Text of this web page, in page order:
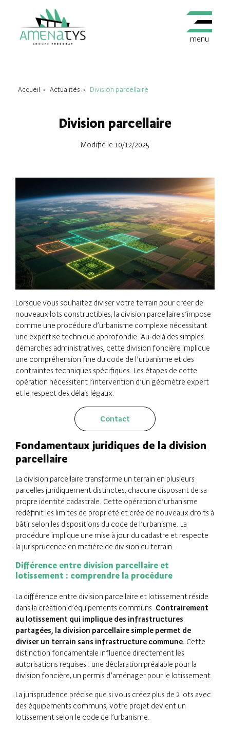
menu
Accueil Actualités Division parcellaire
Division parcellaire
Modifié le 10/12/2025
Lorsque vous souhaitez diviser votre terrain pour créer de
nouveaux lots constructibles, la division parcellaire s’impose
comme une procédure d’urbanisme complexe nécessitant
une expertise technique approfondie. Au-delà des simples
démarches administratives, cette division foncière implique
une compréhension fine du code de l’urbanisme et des
contraintes techniques spécifiques. Les étapes de cette
opération nécessitent l’intervention d’un géomètre expert
et le respect des délais légaux.
Contact
Fondamentaux juridiques de la division
parcellaire
La division parcellaire transforme un terrain en plusieurs
parcelles juridiquement distinctes, chacune disposant de sa
propre identité cadastrale. Cette opération d’urbanisme
redéfinit les limites de propriété et crée de nouveaux droits à
bâtir selon les dispositions du code de l’urbanisme. La
procédure implique une mise à jour du cadastre et respecte
la jurisprudence en matière de division du terrain.
Différence entre division parcellaire et
lotissement : comprendre la procédure
La différence entre division parcellaire et lotissement réside
dans la création d’équipements communs. Contrairement
au lotissement qui implique des infrastructures
partagées, la division parcellaire simple permet de
diviser un terrain sans infrastructure commune. Cette
distinction fondamentale influence directement les
autorisations requises : une déclaration préalable pour la
division foncière, un permis d’aménager pour le lotissement.
La jurisprudence précise que si vous créez plus de 2 lots avec
des équipements communs, votre projet devient un
lotissement selon le code de l’urbanisme.